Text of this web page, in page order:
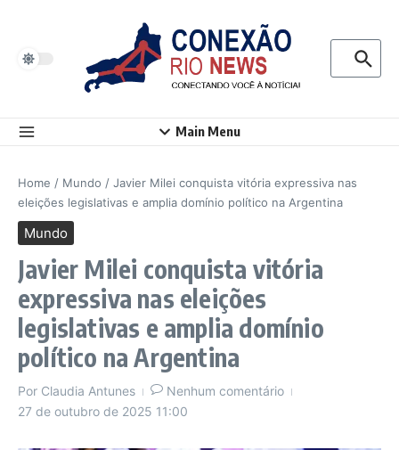
Procurar
Main Menu
Home / Mundo / Javier Milei conquista vitória expressiva nas
eleições legislativas e amplia domínio político na Argentina
Mundo
Javier Milei conquista vitória
expressiva nas eleições
legislativas e amplia domínio
político na Argentina
Por Claudia Antunes
Nenhum comentário
27 de outubro de 2025 11:00